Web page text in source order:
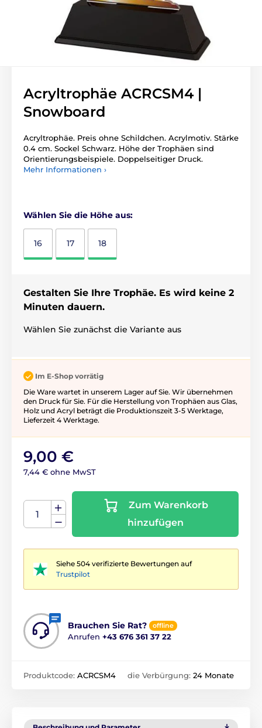
Acryltrophäe ACRCSM4 |
Snowboard
Acryltrophäe. Preis ohne Schildchen. Acrylmotiv. Stärke
0.4 cm. Sockel Schwarz. Höhe der Trophäen sind
Orientierungsbeispiele. Doppelseitiger Druck.
Mehr Informationen ›
Wählen Sie die Höhe aus:
16 17 18
Gestalten Sie Ihre Trophäe. Es wird keine 2
Minuten dauern.
Wählen Sie zunächst die Variante aus
Im E-Shop vorrätig
Die Ware wartet in unserem Lager auf Sie. Wir übernehmen
den Druck für Sie. Für die Herstellung von Trophäen aus Glas,
Holz und Acryl beträgt die Produktionszeit 3-5 ​​Werktage,
Lieferzeit 4 Werktage.
9,00 €
7,44 € ohne MwST
Zum Warenkorb
hinzufügen
Siehe 504 verifizierte Bewertungen auf
Trustpilot
Brauchen Sie Rat? offline
Anrufen +43 676 361 37 22
Produktcode: ACRCSM4 die Verbürgung: 24 Monate